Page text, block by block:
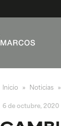
Inicio » Noticias »
6 de octubre, 2020